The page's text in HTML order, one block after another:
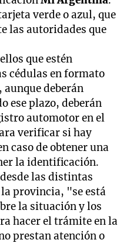
verde o azul, que
las autoridades que
que estén
cédulas en formato
deberán
ese plazo, deberán
automotor en el
verificar si hay
caso de obtener una
la identificación.
las distintas
provincia, "se está
la situación y los
hacer el trámite en la
prestan atención o